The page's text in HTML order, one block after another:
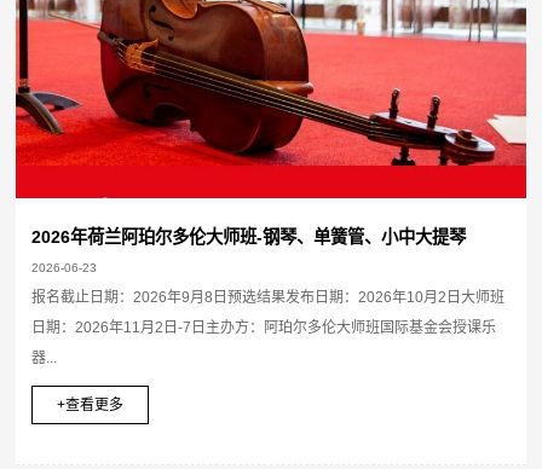
2026年荷兰阿珀尔多伦大师班-钢琴、单簧管、小中大提琴
2026-06-23
报名截止日期：2026年9月8日预选结果发布日期：2026年10月2日大师班
日期：2026年11月2日-7日主办方：阿珀尔多伦大师班国际基金会授课乐
器...
+查看更多